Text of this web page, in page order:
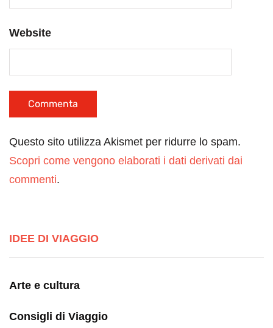
Website
Questo sito utilizza Akismet per ridurre lo spam.
Scopri come vengono elaborati i dati derivati dai
commenti.
IDEE DI VIAGGIO
Arte e cultura
Consigli di Viaggio